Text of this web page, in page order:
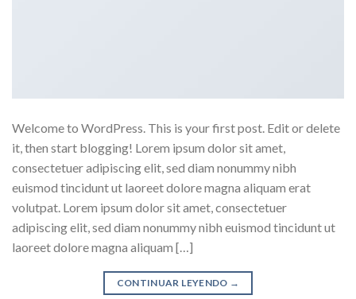
Welcome to WordPress. This is your first post. Edit or delete
it, then start blogging! Lorem ipsum dolor sit amet,
consectetuer adipiscing elit, sed diam nonummy nibh
euismod tincidunt ut laoreet dolore magna aliquam erat
volutpat. Lorem ipsum dolor sit amet, consectetuer
adipiscing elit, sed diam nonummy nibh euismod tincidunt ut
laoreet dolore magna aliquam […]
CONTINUAR LEYENDO →